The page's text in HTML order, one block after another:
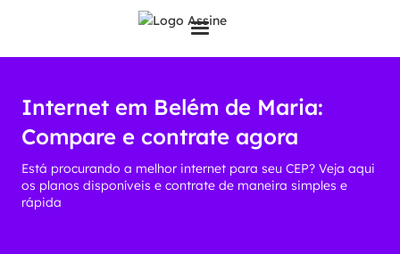
Internet em Belém de Maria:
Compare e contrate agora
Está procurando a melhor internet para seu CEP? Veja aqui
os planos disponíveis e contrate de maneira simples e
rápida